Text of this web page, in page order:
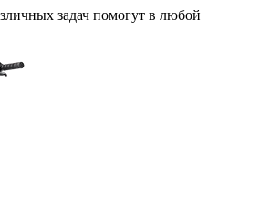
задач помогут в любой